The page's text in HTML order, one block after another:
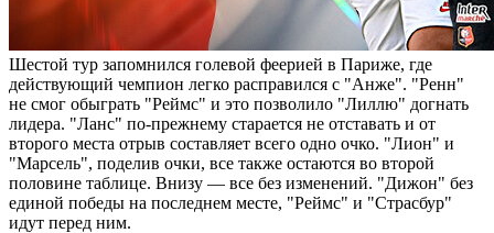
Шестой тур запомнился голевой феерией в Париже, где
действующий чемпион легко расправился с "Анже". "Ренн"
не смог обыграть "Реймс" и это позволило "Лиллю" догнать
лидера. "Ланс" по-прежнему старается не отставать и от
второго места отрыв составляет всего одно очко. "Лион" и
"Марсель", поделив очки, все также остаются во второй
половине таблице. Внизу — все без изменений. "Дижон" без
единой победы на последнем месте, "Реймс" и "Страсбур"
идут перед ним.